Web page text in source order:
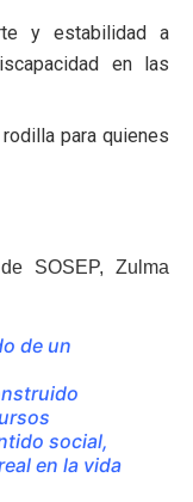
y estabilidad a
en las
para quienes
SOSEP, Zulma
de un
social,
en la vida